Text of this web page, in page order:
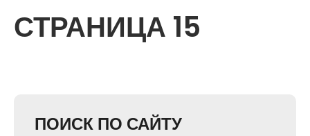
СТРАНИЦА 15
ПОИСК ПО САЙТУ